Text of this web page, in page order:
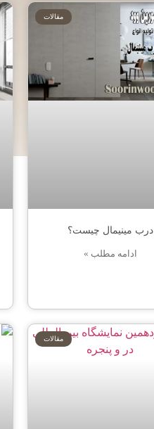
مقالات
درب مینیمال چیست؟
ادامه مطلب »
مقالات